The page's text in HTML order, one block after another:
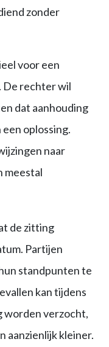
zonder
voor een
De rechter wil
dat aanhouding
oplossing.
naar
meestal
de zitting
Partijen
standpunten te
kan tijdens
worden verzocht,
aanzienlijk kleiner.